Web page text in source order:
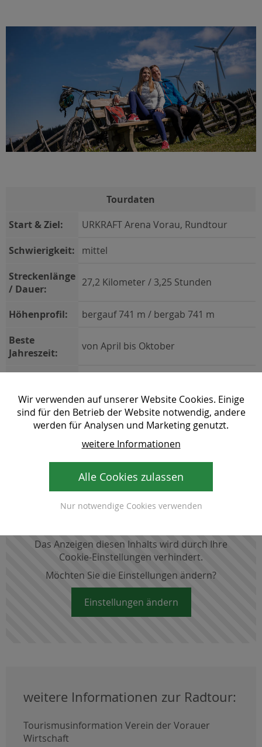
Tourdaten
Start & Ziel:
URKRAFT Arena Vorau, Rundtour
Schwierigkeit:
mittel
Streckenlänge
/ Dauer:
27,2 Kilometer / 3,25 Stunden
Höhenprofil:
bergauf 741 m / bergab 741 m
Beste
Jahreszeit:
von April bis Oktober
Sicherheit:
Bergrettung Notruf 140
Vom Masenberg gibt es auch eine
Das Anzeigen diesen Inhalts wird durch Ihre
Cookie-Einstellungen verhindert.
Möchten Sie die Einstellungen ändern?
Einstellungen ändern
weitere Informationen zur Radtour:
Tourismusinformation Verein der Vorauer
Wirtschaft
Wir verwenden auf unserer Website Cookies. Einige
sind für den Betrieb der Website notwendig, andere
werden für Analysen und Marketing genutzt.
weitere Informationen
Alle Cookies zulassen
Nur notwendige Cookies verwenden